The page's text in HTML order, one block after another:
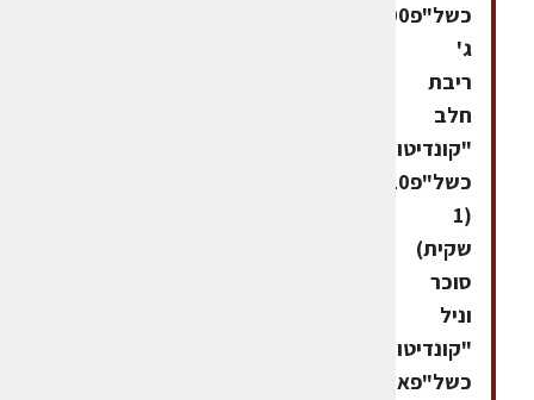
כשל"פ200
ג'
ריבת
חלב
"קונדיטור-קומידה"
(1
שקית)
סוכר
וניל
"קונדיטור-גלעם"
כשל"פאופן